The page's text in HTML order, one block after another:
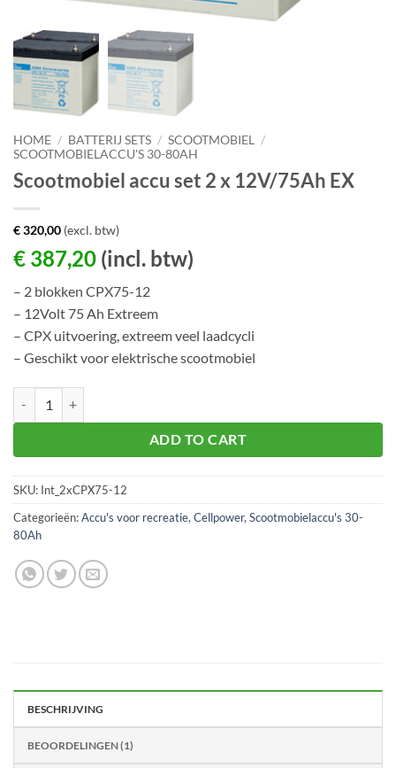
HOME / BATTERIJ SETS / SCOOTMOBIEL /
SCOOTMOBIELACCU'S 30-80AH
Scootmobiel accu set 2 x 12V/75Ah EX
€320,00 (excl. btw)
€ 387,20 (incl. btw)
– 2 blokken CPX75-12
– 12Volt 75 Ah Extreem
– CPX uitvoering, extreem veel laadcycli
– Geschikt voor elektrische scootmobiel
ADD TO CART
SKU: Int_2xCPX75-12
Categorieën:Accu's voor recreatie, Cellpower, Scootmobielaccu's 30-
80Ah
BESCHRIJVING
BEOORDELINGEN (1)